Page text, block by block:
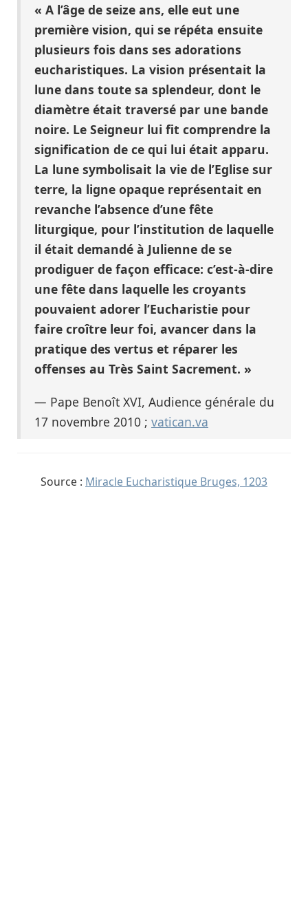
« A l’âge de seize ans, elle eut une
première vision, qui se répéta ensuite
plusieurs fois dans ses adorations
eucharistiques. La vision présentait la
lune dans toute sa splendeur, dont le
diamètre était traversé par une bande
noire. Le Seigneur lui fit comprendre la
signification de ce qui lui était apparu.
La lune symbolisait la vie de l’Eglise sur
terre, la ligne opaque représentait en
revanche l’absence d’une fête
liturgique, pour l’institution de laquelle
il était demandé à Julienne de se
prodiguer de façon efficace: c’est-à-dire
une fête dans laquelle les croyants
pouvaient adorer l’Eucharistie pour
faire croître leur foi, avancer dans la
pratique des vertus et réparer les
offenses au Très Saint Sacrement. »
— Pape Benoît XVI, Audience générale du
17 novembre 2010 ; vatican.va
Source : Miracle Eucharistique Bruges, 1203